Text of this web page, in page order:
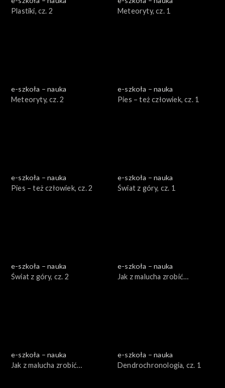
Plastiki, cz. 2
Meteoryty, cz. 1
e-szkoła – nauka
Meteoryty, cz. 2
e-szkoła – nauka
Pies – też człowiek, cz. 1
e-szkoła – nauka
Pies – też człowiek, cz. 2
e-szkoła – nauka
Świat z góry, cz. 1
e-szkoła – nauka
Świat z góry, cz. 2
e-szkoła – nauka
Jak z malucha zrobić
e-szkoła – nauka
Jak z malucha zrobić
e-szkoła – nauka
Dendrochronologia, cz. 1